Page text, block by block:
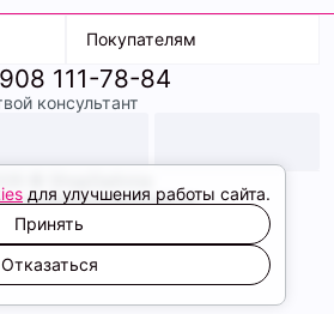
Покупателям
Доставка
Условия оплаты
Образы
111-78-84
консультант
конфиденциальности
cookie
создали
для улучшения работы сайта.
Принять
Отказаться